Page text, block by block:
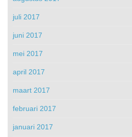
juli 2017
juni 2017
mei 2017
april 2017
maart 2017
februari 2017
januari 2017